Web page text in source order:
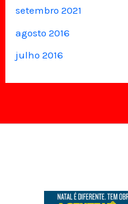
setembro 2021
agosto 2016
julho 2016